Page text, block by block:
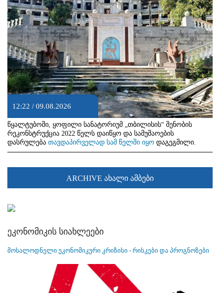
12:22 / 09.08.2026
წყალტუბოში, ყოფილი სანატორიუმ „თბილისის“ შენობის
რეკონსტრუქცია 2022 წელს დაიწყო და სამუშაოების
დასრულება თავდაპირველად სამ წელში იყო დაგეგმილი.
ARCHIVE ახალი ამბები
ეკონომიკის სიახლეები
მოსალოდნელი ეკონომიკური კრიზისი - რისკები და პროგნოზები